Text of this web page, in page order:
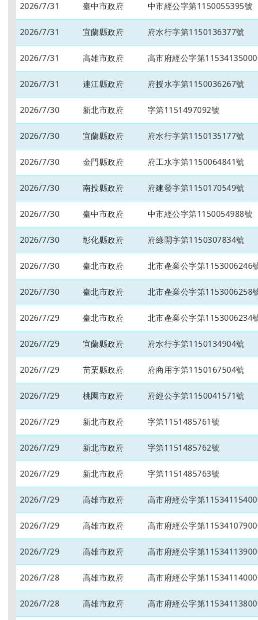
2026/7/31 臺中市政府 中市經公字第1150055395號
2026/7/31 宜蘭縣政府 府水行字第1150136377號
2026/7/31 高雄市政府 高市府經公字第
2026/7/31 連江縣政府 府授水字第1150036267號
2026/7/30 新北市政府 字第1151497092號
2026/7/30 宜蘭縣政府 府水行字第1150135177號
2026/7/30 金門縣政府 府工水字第1150064841號
2026/7/30 南投縣政府 府建發字第1150170549號
2026/7/30 臺中市政府 中市經公字第1150054988號
2026/7/30 彰化縣政府 府綠開字第1150307834號
2026/7/30 臺北市政府 北市產業公字第1153006246
2026/7/30 臺北市政府 北市產業公字第1153006258
2026/7/29 臺北市政府 北市產業公字第1153006234
2026/7/29 宜蘭縣政府 府水行字第1150134904號
2026/7/29 苗栗縣政府 府商用字第1150167504號
2026/7/29 桃園市政府 府經公字第1150041571號
2026/7/29 新北市政府 字第1151485761號
2026/7/29 新北市政府 字第1151485762號
2026/7/29 新北市政府 字第1151485763號
2026/7/29 高雄市政府 高市府經公字第
2026/7/29 高雄市政府 高市府經公字第
2026/7/29 高雄市政府 高市府經公字第
2026/7/28 高雄市政府 高市府經公字第
2026/7/28 高雄市政府 高市府經公字第